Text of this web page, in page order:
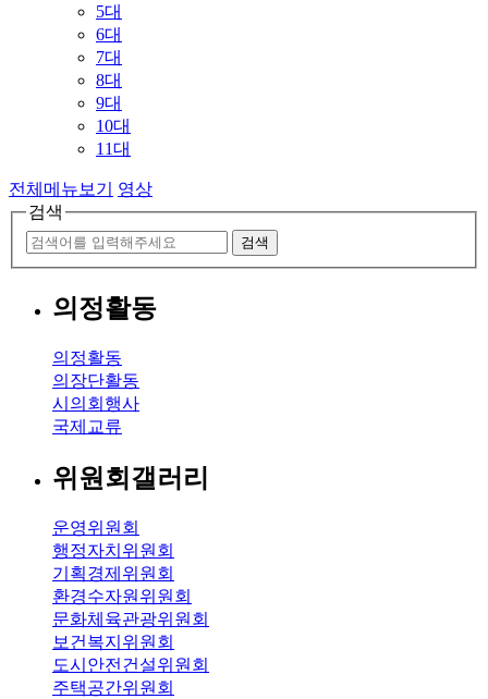
5대
6대
7대
8대
9대
10대
11대
전체메뉴보기
영상
검색
검색
의정활동
의정활동
의장단활동
시의회행사
국제교류
위원회갤러리
운영위원회
행정자치위원회
기획경제위원회
환경수자원위원회
문화체육관광위원회
보건복지위원회
도시안전건설위원회
주택공간위원회